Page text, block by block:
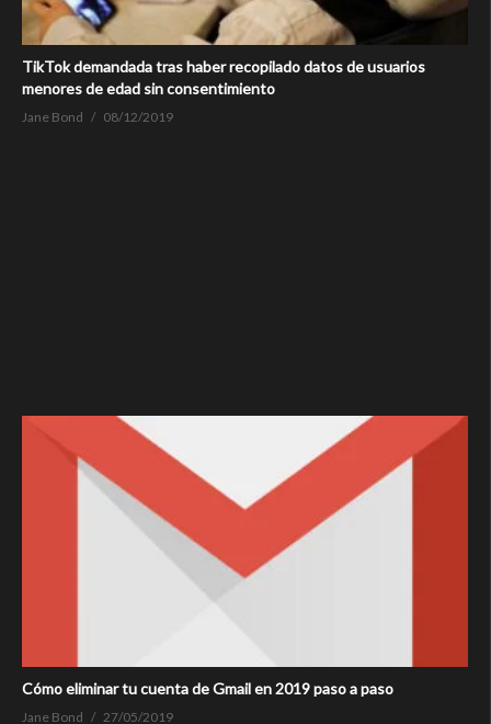
TikTok demandada tras haber recopilado datos de usuarios
menores de edad sin consentimiento
Jane Bond 08/12/2019
Cómo eliminar tu cuenta de Gmail en 2019 paso a paso
Jane Bond 27/05/2019